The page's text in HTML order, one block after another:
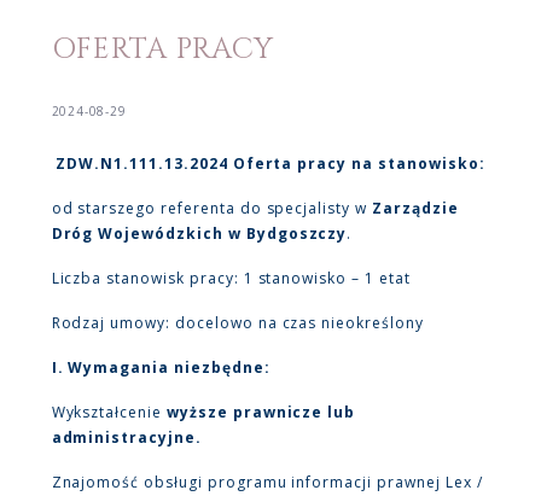
OFERTA PRACY
2024-08-29
ZDW.N1.111.13.2024 Oferta pracy na stanowisko:
od starszego referenta do specjalisty w Zarządzie
Dróg Wojewódzkich w Bydgoszczy.
Liczba stanowisk pracy: 1 stanowisko – 1 etat
Rodzaj umowy: docelowo na czas nieokreślony
I. Wymagania niezbędne:
Wykształceniewyższe prawnicze lub
administracyjne.
Znajomość obsługi programu informacji prawnej Lex /